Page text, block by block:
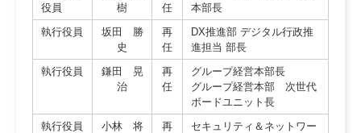
役員
樹
任
本部長
執行役員
坂田 勝
史
再
任
DX推進部 デジタル行政推
進担当 部長
執行役員
鎌田 晃
治
再
任
グループ経営本部長
グループ経営本部 次世代
ボードユニット長
執行役員
小林 将
再
セキュリティ＆ネットワー